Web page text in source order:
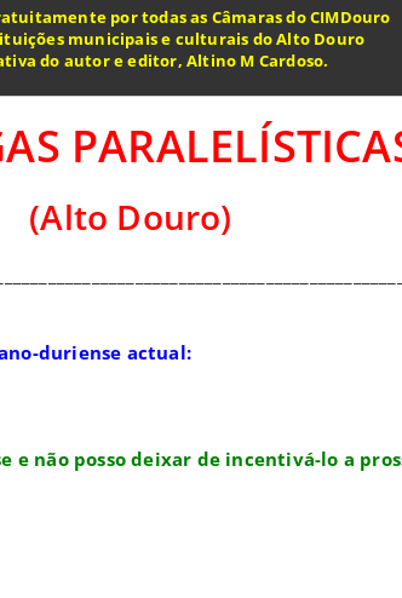
por todas as Câmaras do CIMDouro
municipais e culturais do Alto Douro
do autor e editor, Altino M Cardoso.
(Alto Douro)
duriense actual:
não posso deixar de incentivá-lo a